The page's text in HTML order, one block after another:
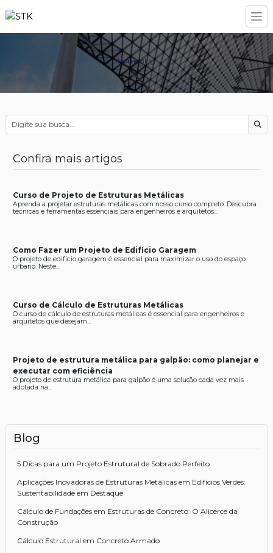
HomeBlog
Confira mais artigos
Curso de Projeto de Estruturas Metálicas
Aprenda a projetar estruturas metálicas com nosso curso completo. Descubra
técnicas e ferramentas essenciais para engenheiros e arquitetos...
Como Fazer um Projeto de Edifício Garagem
O projeto de edifício garagem é essencial para maximizar o uso do espaço
urbano. Neste...
Curso de Cálculo de Estruturas Metálicas
O curso de cálculo de estruturas metálicas é essencial para engenheiros e
arquitetos que desejam...
Projeto de estrutura metálica para galpão: como planejar e
executar com eficiência
O projeto de estrutura metálica para galpão é uma solução cada vez mais
adotada na...
Blog
5 Dicas para um Projeto Estrutural de Sobrado Perfeito
Aplicações Inovadoras de Estruturas Metálicas em Edifícios Verdes:
Sustentabilidade em Destaque
Cálculo de Fundações em Estruturas de Concreto: O Alicerce da
Construção
Cálculo Estrutural em Concreto Armado